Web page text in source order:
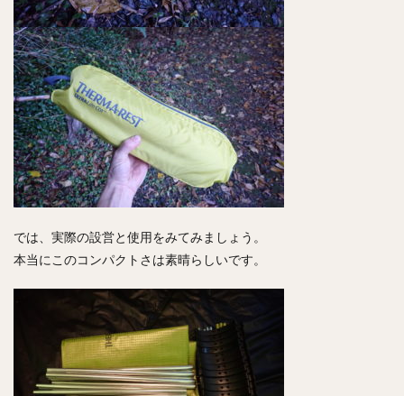
では、実際の設営と使用をみてみましょう。
本当にこのコンパクトさは素晴らしいです。